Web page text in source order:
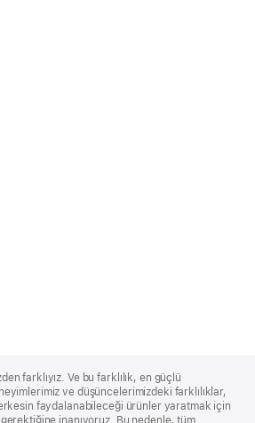
farklıyız. Ve bu farklılık, en güçlü
ve düşüncelerimizdeki farklılıklar,
faydalanabileceği ürünler yaratmak için
inanıyoruz. Bu nedenle, tüm